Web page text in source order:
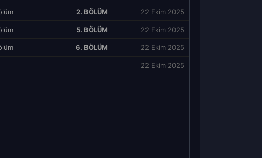
22 Ekim 2025
2. BÖLÜM
22 Ekim 2025
5. BÖLÜM
22 Ekim 2025
6. BÖLÜM
22 Ekim 2025